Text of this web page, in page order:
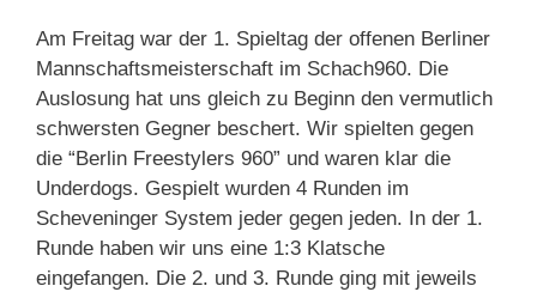
Am Freitag war der 1. Spieltag der offenen Berliner
Mannschaftsmeisterschaft im Schach960. Die
Auslosung hat uns gleich zu Beginn den vermutlich
schwersten Gegner beschert. Wir spielten gegen
die “Berlin Freestylers 960” und waren klar die
Underdogs. Gespielt wurden 4 Runden im
Scheveninger System jeder gegen jeden. In der 1.
Runde haben wir uns eine 1:3 Klatsche
eingefangen. Die 2. und 3. Runde ging mit jeweils